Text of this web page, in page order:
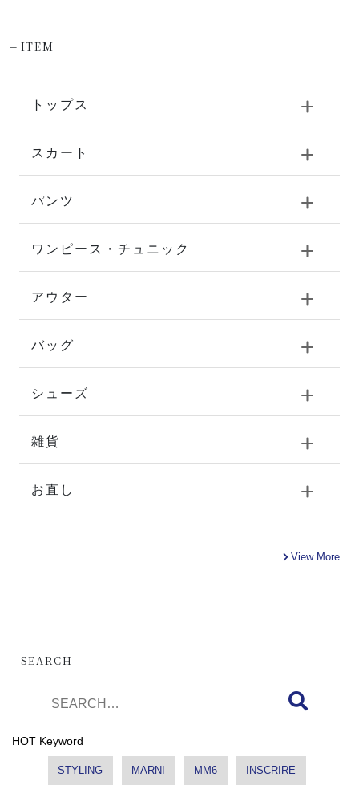
-ITEM
トップス
スカート
パンツ
ワンピース・チュニック
アウター
バッグ
シューズ
雑貨
お直し
View More
-SEARCH
HOT Keyword
STYLING MARNI MM6 INSCRIRE